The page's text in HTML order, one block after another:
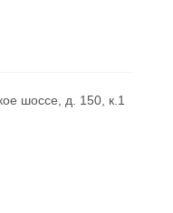
шоссе, д. 150, к.1